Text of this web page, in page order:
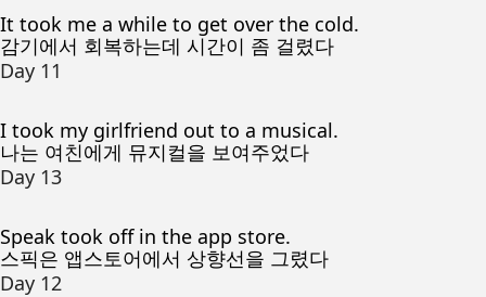
It took me a while to get over the cold.
감기에서 회복하는데 시간이 좀 걸렸다
Day 11
I took my girlfriend out to a musical.
나는 여친에게 뮤지컬을 보여주었다
Day 13
Speak took off in the app store.
스픽은 앱스토어에서 상향선을 그렸다
Day 12